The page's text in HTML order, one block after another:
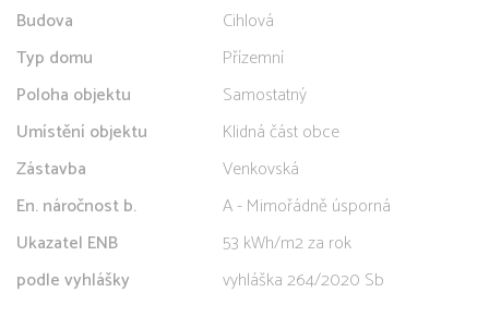
Budova
Cihlová
Typ domu
Přízemní
Poloha objektu
Samostatný
Umístění objektu
Klidná část obce
Zástavba
Venkovská
En. náročnost b.
A - Mimořádně úsporná
Ukazatel ENB
53 kWh/m2 za rok
podle vyhlášky
vyhláška 264/2020 Sb